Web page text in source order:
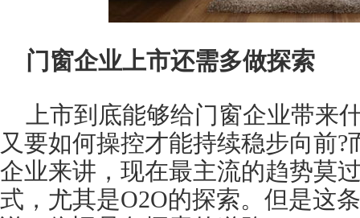
门窗企业上市还需多做探索
上市到底能够给门窗企业带来
又要如何操控才能持续稳步向前
企业来讲，现在最主流的趋势莫
式，尤其是O2O的探索。但是这